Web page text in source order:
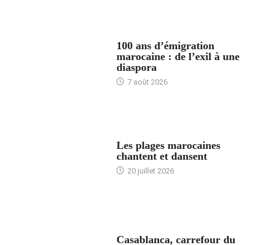
100 ans d’émigration
marocaine : de l’exil à une
diaspora
7 août 2026
Les plages marocaines
chantent et dansent
20 juillet 2026
Casablanca, carrefour du